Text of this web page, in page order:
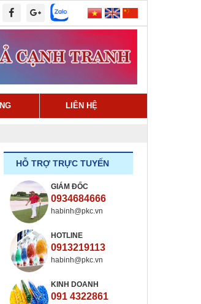
LIÊN HỆ
HỖ TRỢ TRỰC TUYẾN
GIÁM ĐỐC
0934684666
habinh@pkc.vn
HOTLINE
0913219113
habinh@pkc.vn
KINH DOANH
091 4322861